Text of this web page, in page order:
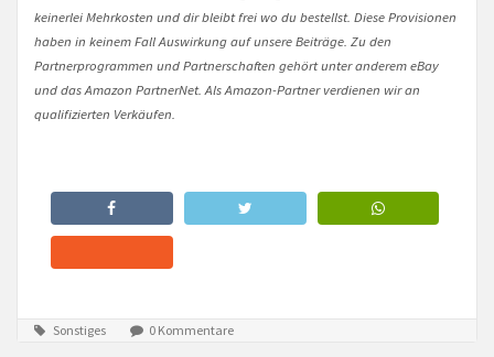
keinerlei Mehrkosten und dir bleibt frei wo du bestellst. Diese Provisionen
haben in keinem Fall Auswirkung auf unsere Beiträge. Zu den
Partnerprogrammen und Partnerschaften gehört unter anderem eBay
und das Amazon PartnerNet. Als Amazon-Partner verdienen wir an
qualifizierten Verkäufen.
Sonstiges 0 Kommentare